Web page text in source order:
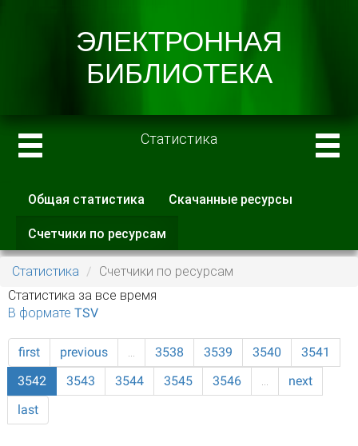
Статистика
Главные вкладки
Общая статистика Скачанные ресурсы
Счетчики по ресурсам
вкладка)
Статистика
Счетчики по ресурсам
Статистика за все время
В формате TSV
first previous … 3538 3539 3540
3541
3542
3543 3544 3545 3546 …
next
last